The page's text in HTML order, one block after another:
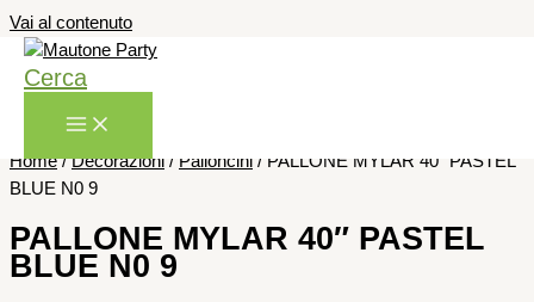
Vai al contenuto
Cerca
Home/Decorazioni / Palloncini / PALLONE MYLAR 40″ PASTEL
BLUE N0 9
PALLONE MYLAR 40″ PASTEL
BLUE N0 9